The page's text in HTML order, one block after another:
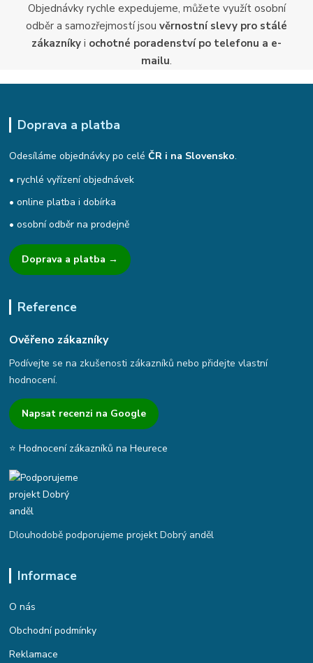
Objednávky rychle expedujeme, můžete využít osobní
odběr a samozřejmostí jsou věrnostní slevy pro stálé
zákazníky i ochotné poradenství po telefonu a e-
mailu.
Doprava a platba
Odesíláme objednávky po celéČR i na Slovensko.
• rychlé vyřízení objednávek
• online platba i dobírka
• osobní odběr na prodejně
Doprava a platba →
Reference
Ověřeno zákazníky
Podívejte se na zkušenosti zákazníků nebo přidejte vlastní
hodnocení.
Napsat recenzi na Google
⭐ Hodnocení zákazníků na Heurece
Dlouhodobě podporujeme projekt Dobrý anděl
Informace
O nás
Obchodní podmínky
Reklamace